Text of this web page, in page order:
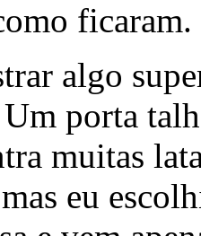
ficaram.
algo
Um porta
muitas
eu